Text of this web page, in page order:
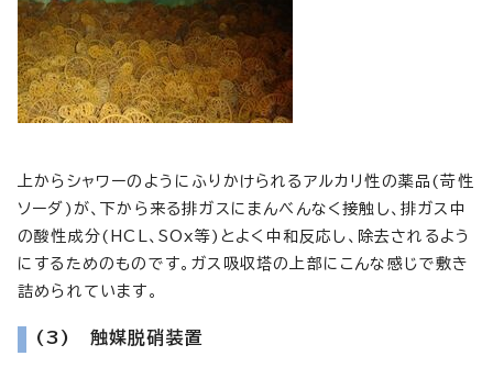
上からシャワーのようにふりかけられるアルカリ性の薬品(苛性
ソーダ)が、下から来る排ガスにまんべんなく接触し、排ガス中
の酸性成分(HCL、SOx等)とよく中和反応し、除去されるよう
にするためのものです。ガス吸収塔の上部にこんな感じで敷き
詰められています。
(3) 触媒脱硝装置